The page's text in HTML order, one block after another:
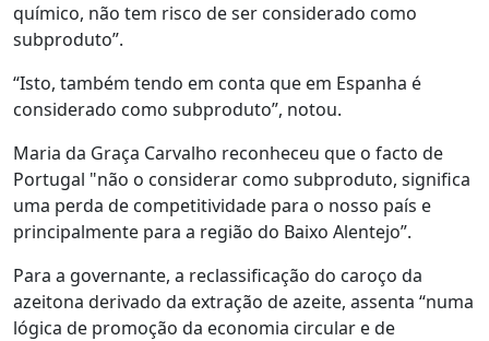
químico, não tem risco de ser considerado como
subproduto”.
“Isto, também tendo em conta que em Espanha é
considerado como subproduto”, notou.
Maria da Graça Carvalho reconheceu que o facto de
Portugal "não o considerar como subproduto, significa
uma perda de competitividade para o nosso país e
principalmente para a região do Baixo Alentejo”.
Para a governante, a reclassificação do caroço da
azeitona derivado da extração de azeite, assenta “numa
lógica de promoção da economia circular e de